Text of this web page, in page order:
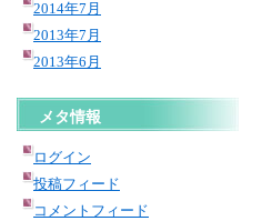
2014年7月
2013年7月
2013年6月
メタ情報
ログイン
投稿フィード
コメントフィード